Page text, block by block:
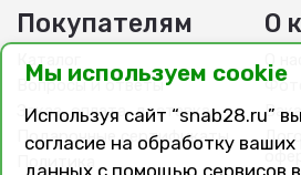
Покупателям
Каталог
Вопросы и ответы
Заказ, оплата, доставка
Подарочные сертификаты
О
О нас
Мы используем cookie
Используя сайт “snab28.ru”
согласие на обработку
данных с помощью сервисов